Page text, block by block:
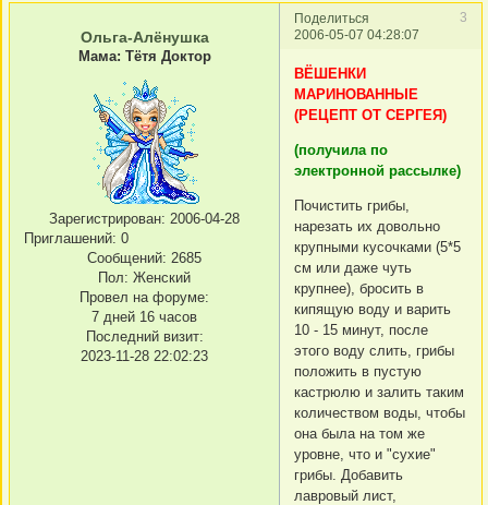
Поделиться
3
2006-05-07 04:28:07
Ольга-Алёнушка
Мама: Тётя Доктор
Зарегистрирован: 2006-04-28
Приглашений: 0
Сообщений: 2685
Пол: Женский
Провел на форуме:
7 дней 16 часов
Последний визит:
2023-11-28 22:02:23
ВЁШЕНКИ
МАРИНОВАННЫЕ
(РЕЦЕПТ ОТ СЕРГЕЯ)
(получила по
электронной рассылке)
Почистить грибы,
нарезать их довольно
крупными кусочками (5*5
см или даже чуть
крупнее), бросить в
кипящую воду и варить
10 - 15 минут, после
этого воду слить, грибы
положить в пустую
кастрюлю и залить таким
количеством воды, чтобы
она была на том же
уровне, что и "сухие"
грибы. Добавить
лавровый лист,